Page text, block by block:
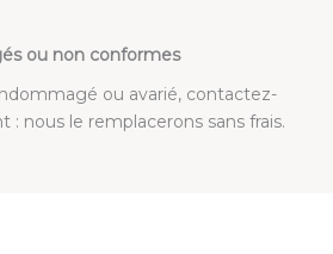
ou non conformes
ou avarié, contactez-
nous le remplacerons sans frais.